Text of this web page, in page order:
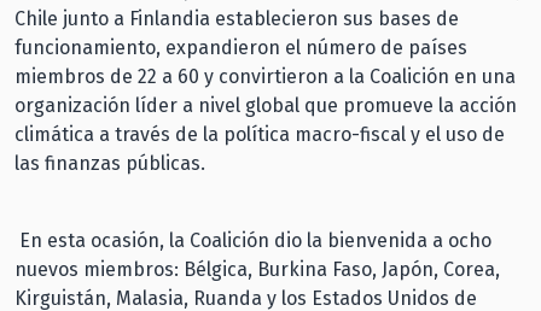
Chile junto a Finlandia establecieron sus bases de
funcionamiento, expandieron el número de países
miembros de 22 a 60 y convirtieron a la Coalición en una
organización líder a nivel global que promueve la acción
climática a través de la política macro-fiscal y el uso de
las finanzas públicas.
En esta ocasión, la Coalición dio la bienvenida a ocho
nuevos miembros: Bélgica, Burkina Faso, Japón, Corea,
Kirguistán, Malasia, Ruanda y los Estados Unidos de